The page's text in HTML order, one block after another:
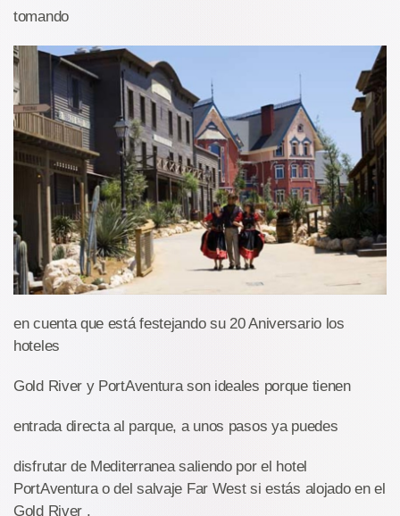
tomando
en cuenta que está festejando su 20 Aniversario los
hoteles
Gold River y PortAventura son ideales porque tienen
entrada directa al parque, a unos pasos ya puedes
disfrutar de Mediterranea saliendo por el hotel
PortAventura o del salvaje Far West si estás alojado en el
Gold River .